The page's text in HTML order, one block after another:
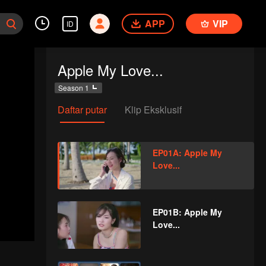
ID APP VIP
Apple My Love...
Season 1
Daftar putar Klip Eksklusif
EP01A: Apple My
Love...
EP01B: Apple My
Love...